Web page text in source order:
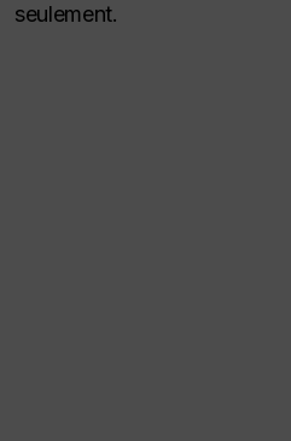
seulement.